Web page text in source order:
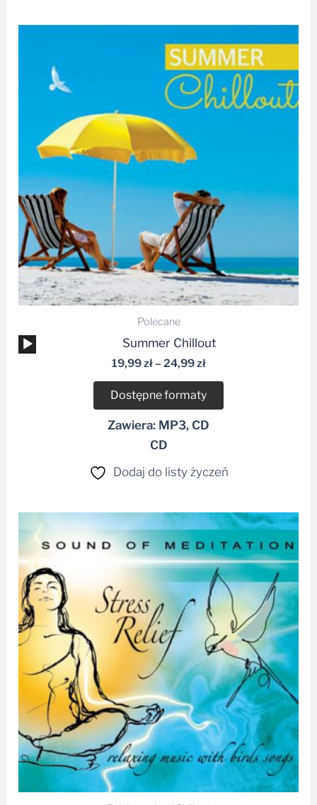
Polecane
Odtwarzacz
plików
dźwiękowych
Summer Chillout
19,99zł– 24,99zł
cen:
od
19,99 zł
do
24,99 zł
Dostępne formaty
Zawiera: MP3, CD
CD
Dodaj do listy życzeń
Zakres
cen:
od
19,99 zł
do
29,99 zł